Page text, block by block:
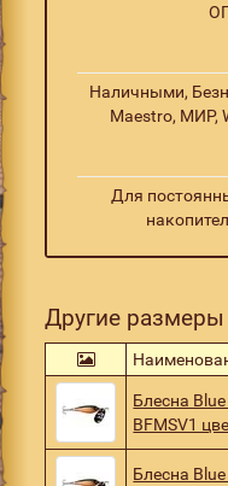
Наличными,
Maestro, МИР,
Для
Другие размеры
Блесна
BFMSV1
Блесна